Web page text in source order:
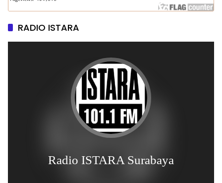
RADIO ISTARA